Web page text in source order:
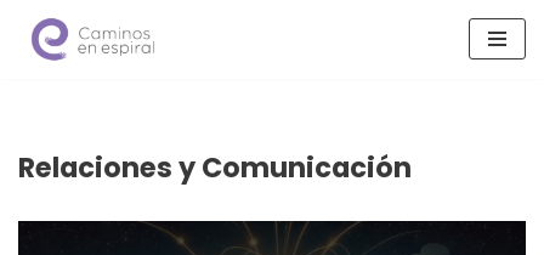
Saltar
Relaciones y Comunicación